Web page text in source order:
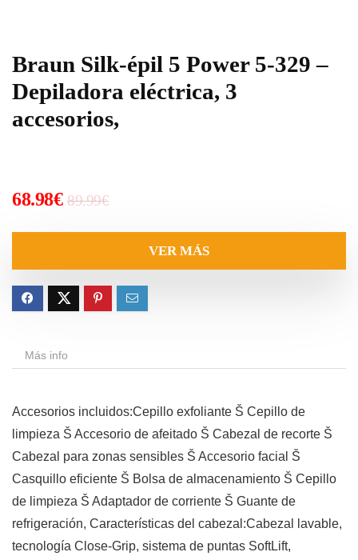
Braun Silk-épil 5 Power 5-329 –
Depiladora eléctrica, 3
accesorios,
89.99€El
original
era:
89.99€.
68.98€
El
actual
es:
68.98€.
VER MÁS
Más info
Accesorios incluidos:Cepillo exfoliante Š Cepillo de
limpieza Š Accesorio de afeitado Š Cabezal de recorte Š
Cabezal para zonas sensibles Š Accesorio facial Š
Casquillo eficiente Š Bolsa de almacenamiento Š Cepillo
de limpieza Š Adaptador de corriente Š Guante de
refrigeración, Características del cabezal:Cabezal lavable,
tecnología Close-Grip, sistema de puntas SoftLift,